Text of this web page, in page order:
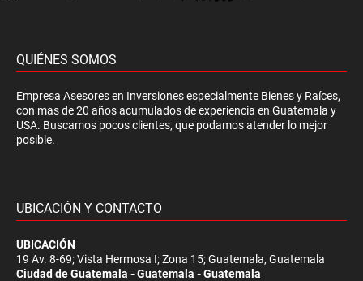
QUIÉNES SOMOS
Empresa Asesores en Inversiones especialmente Bienes y Raíces,
con mas de 20 años acumulados de experiencia en Guatemala y
USA. Buscamos pocos clientes, que podamos atender lo mejor
posible.
UBICACIÓN Y CONTACTO
UBICACIÓN
19 Av. 8-69; Vista Hermosa I; Zona 15; Guatemala, Guatemala
Ciudad de Guatemala - Guatemala - Guatemala